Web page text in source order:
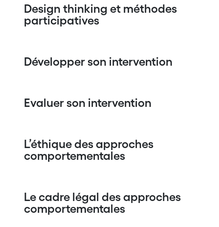
Design thinking et méthodes
participatives
Développer son intervention
Evaluer son intervention
L’éthique des approches
comportementales
Le cadre légal des approches
comportementales